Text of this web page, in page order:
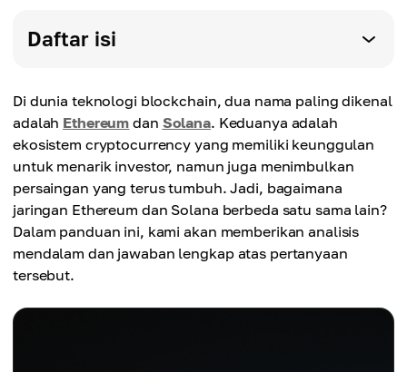
Daftar isi
Di dunia teknologi blockchain, dua nama paling dikenal
adalah Ethereum dan Solana. Keduanya adalah
ekosistem cryptocurrency yang memiliki keunggulan
untuk menarik investor, namun juga menimbulkan
persaingan yang terus tumbuh. Jadi, bagaimana
jaringan Ethereum dan Solana berbeda satu sama lain?
Dalam panduan ini, kami akan memberikan analisis
mendalam dan jawaban lengkap atas pertanyaan
tersebut.